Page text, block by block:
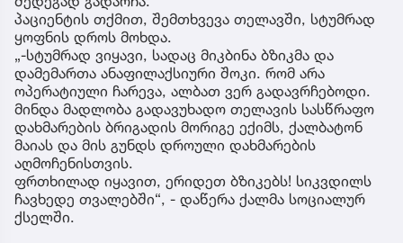
პაციენტის თქმით, შემთხვევა თელავში, სტუმრად
ყოფნის დროს მოხდა.
„-სტუმრად ვიყავი, სადაც მიკბინა ბზიკმა და
დამემართა ანაფილაქსიური შოკი. რომ არა
ოპერატიული ჩარევა, ალბათ ვერ გადავრჩებოდი.
მინდა მადლობა გადავუხადო თელავის სასწრაფო
დახმარების ბრიგადის მორიგე ექიმს, ქალბატონ
მაიას და მის გუნდს დროული დახმარების
აღმოჩენისთვის.
ფრთხილად იყავით, ერიდეთ ბზიკებს! სიკვდილს
ჩავხედე თვალებში“, - დაწერა ქალმა სოციალურ
ქსელში.